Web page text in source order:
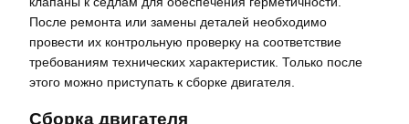
После ремонта или замены деталей необходимо
провести их контрольную проверку на соответствие
требованиям технических характеристик. Только после
этого можно приступать к сборке двигателя.
Сборка двигателя